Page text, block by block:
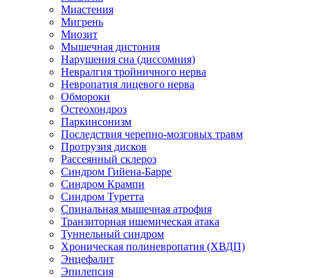
Миастения
Мигрень
Миозит
Мышечная дистония
Нарушения сна (диссомния)
Невралгия тройничного нерва
Невропатия лицевого нерва
Обмороки
Остеохондроз
Паркинсонизм
Последствия черепно-мозговых травм
Протрузия дисков
Рассеянный склероз
Синдром Гийена-Барре
Синдром Крампи
Синдром Туретта
Спинальная мышечная атрофия
Транзиторная ишемическая атака
Туннельный синдром
Хроническая полиневропатия (ХВДП)
Энцефалит
Эпилепсия